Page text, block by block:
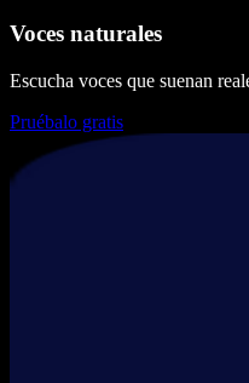
Voces naturales
Escucha voces que suenan
Pruébalo gratis